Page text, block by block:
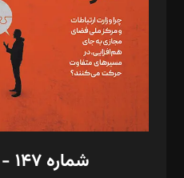
ویرایش: نگار استاد‌‌آقا
طراح یونیفرم: مجید توکلی
فیلمبرداری و عکاسی: امیر شفیعی،
گرافیک و صفحه‌آرایی: سید‌سبحان‌علی
مد‌یر توسعه تجاری: کامبیز برید‌
امور مالی: شاپور رهبری، محمد‌
شماره ۱۴۷ - مرداد ۱۴۰۵